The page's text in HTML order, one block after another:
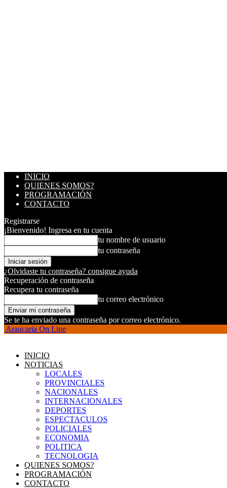
INICIO
QUIENES SOMOS?
PROGRAMACIÓN
CONTACTO
Registrarse
¡Bienvenido! Ingresa en tu cuenta
tu nombre de usuario
tu contraseña
¿Olvidaste tu contraseña? consigue ayuda
Recuperación de contraseña
Recupera tu contraseña
tu correo electrónico
Se te ha enviado una contraseña por correo electrónico.
Araucaria On Line
INICIO
NOTICIAS
LOCALES
PROVINCIALES
NACIONALES
INTERNACIONALES
DEPORTES
ESPECTACULOS
POLICIALES
ECONOMIA
POLITICA
TECNOLOGIA
QUIENES SOMOS?
PROGRAMACIÓN
CONTACTO